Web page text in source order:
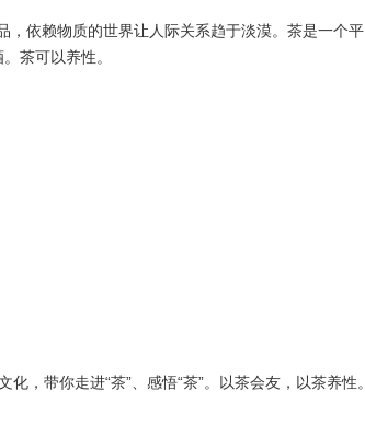
依赖物质的世界让人际关系趋于淡漠。茶是一个
茶可以养性。
，带你走进“茶”、感悟“茶”。以茶会友，以茶养性。